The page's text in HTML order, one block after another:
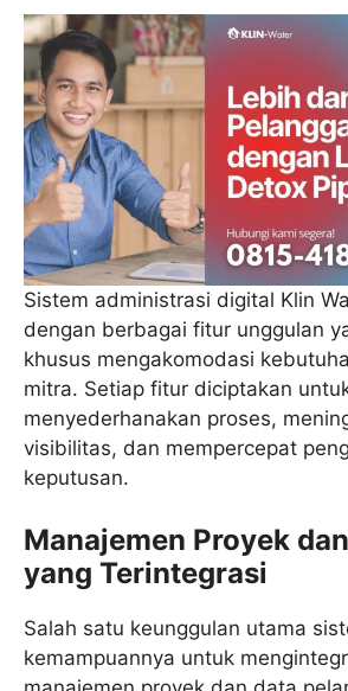
Sistem administrasi digital Klin
dengan berbagai fitur unggulan
khusus mengakomodasi
mitra. Setiap fitur diciptakan
menyederhanakan proses,
visibilitas, dan mempercepat
keputusan.
Manajemen Proyek
yang Terintegrasi
Salah satu keunggulan utama
kemampuannya untuk